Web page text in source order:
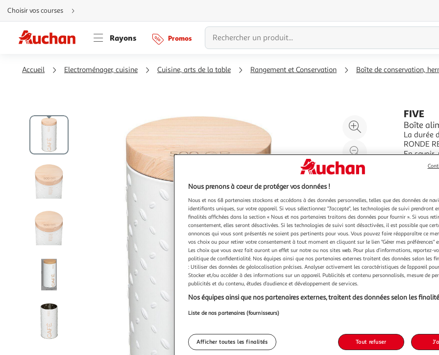
Aller
directement
au
Aller
directement
à
Aller
directement
Choisir vos courses
Rayons Promos
Accueil Electroménager, cuisine Cuisine, arts de la table Rangement et Conservation Boîte de conservation,
Agrandir
l'illustration
à
200%
Réduire
l'illustration
à
%
Partager
produit
FIVE
Boîte
La durée de
RONDE RELIEF Coloris Blanc Type
Nombre de pièces 1.0
Caractéristiques
En savoir
Vendu par
Vendu
-22 %
8,99€
6,99€
Nous prenons à coeur de protéger vos données !
Nous et nos 68 partenaires stockons et accédons à des données personnelles, telles que des données de
identifiants uniques, sur votre appareil. Si vous sélectionnez "J'accepte", les technologies de suivi prendront
finalités affichées dans la section « Nous et nos partenaires traitons des données pour fournir ». Si vous
consentement, elles seront désactivées. Si les technologies de suivi sont désactivées, il est possible que
annonces qui vous sont présentés ne soient pas pertinents pour vous. Vous pouvez faire réapparaître ce
vos choix ou pour retirer votre consentement à tout moment en cliquant sur le lien "Gérer mes préférences"
Les choix que vous avez fait auront un effet sur notre ou nos sites web. Pour plus d’informations, reportez-
politique de confidentialité. Nos équipes ainsi que nos partenaires externes traitent des données selon les
: Utiliser des données de géolocalisation précises. Analyser activement les caractéristiques de l’appareil
Stocker et/ou accéder à des informations sur un appareil. Publicités et contenu personnalisés, mesure de
publicités et du contenu, études d’audience et développement de services.
Nos équipes ainsi que nos partenaires externes, traitent des données selon les
Liste de nos partenaires (fournisseurs)
Afficher toutes les finalités Tout refuser